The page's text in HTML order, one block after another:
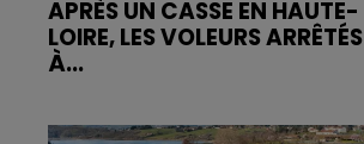
APRÈS UN CASSE EN HAUTE-
LOIRE, LES VOLEURS ARRÊTÉS
À...